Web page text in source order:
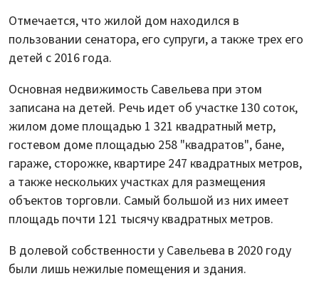
Отмечается, что жилой дом находился в
пользовании сенатора, его супруги, а также трех его
детей с 2016 года.
Основная недвижимость Савельева при этом
записана на детей. Речь идет об участке 130 соток,
жилом доме площадью 1 321 квадратный метр,
гостевом доме площадью 258 "квадратов", бане,
гараже, сторожке, квартире 247 квадратных метров,
а также нескольких участках для размещения
объектов торговли. Самый большой из них имеет
площадь почти 121 тысячу квадратных метров.
В долевой собственности у Савельева в 2020 году
были лишь нежилые помещения и здания.